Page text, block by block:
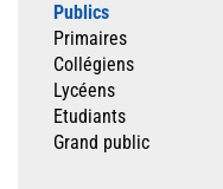
Publics
Primaires
Collégiens
Lycéens
Etudiants
Grand public